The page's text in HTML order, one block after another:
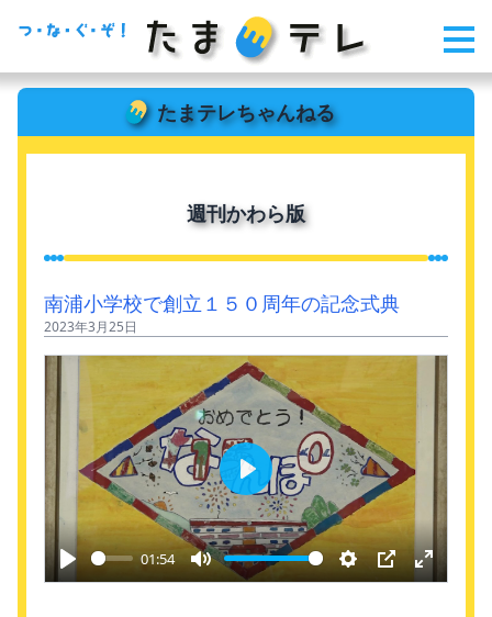
たまテレちゃんねる
週刊かわら版
南浦小学校で創立１５０周年の記念式典
2023年3月25日
Play
01:54
Mute Settings
PIP Enter
Play